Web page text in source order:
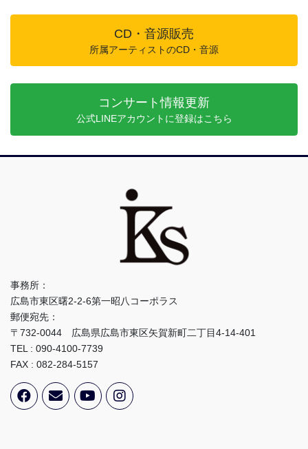
CD・音源販売
所属アーティストのCD・音源
コンサート情報更新
公式LINEアカウントに登録はこちら
事務所：
広島市東区曙2-2-6第一昭八コーポラス
郵便宛先：
〒732-0044 広島県広島市東区矢賀新町二丁目4-14-401
TEL : 090-4100-7739
FAX : 082-284-5157